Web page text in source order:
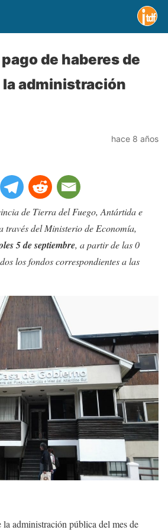
de haberes de
administración
hace 8 años
de Tierra del Fuego, Antártida e
través del Ministerio de Economía,
5 de septiembre, a partir de las 0
los fondos correspondientes a las
administración pública del mes de